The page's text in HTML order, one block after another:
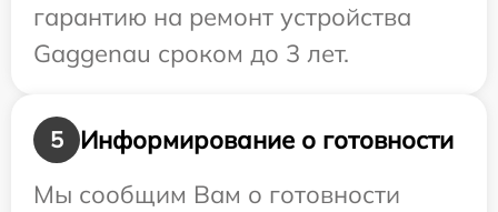
гарантию на ремонт устройства
Gaggenau сроком до 3 лет.
5
Информирование о готовности
Мы сообщим Вам о готовности